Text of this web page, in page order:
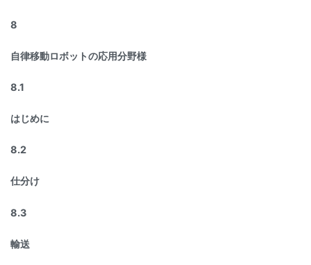
8
自律移動ロボットの応用分野様
8.1
はじめに
8.2
仕分け
8.3
輸送